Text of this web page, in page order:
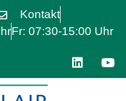
Kontakt
Fr: 07:30-15:00 Uhr